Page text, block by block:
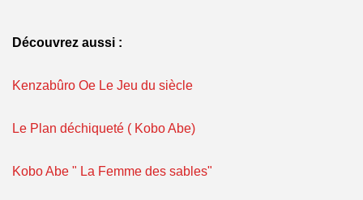
Découvrez aussi :
Kenzabûro Oe Le Jeu du siècle
Le Plan déchiqueté ( Kobo Abe)
Kobo Abe " La Femme des sables"